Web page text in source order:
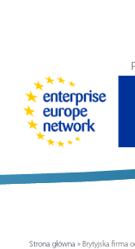
Strona główna » Brytyjska firma